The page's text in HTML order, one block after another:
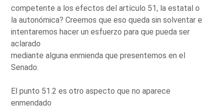
competente a los efectos del artículo 51, la estatal o
la autonómica? Creemos que eso queda sin solventar e
intentaremos hacer un esfuerzo para que pueda ser
aclarado
mediante alguna enmienda que presentemos en el
Senado.
El punto 51.2 es otro aspecto que no aparece
enmendado